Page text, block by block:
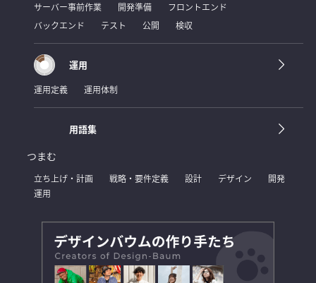
サーバー事前作業 開発準備
フロントエンド
バックエンド
テスト 公開 検収
運用
運用定義 運用体制
用語集
つまむ
立ち上げ・計画 戦略・要件定義 設計 デザイン
開発
運用